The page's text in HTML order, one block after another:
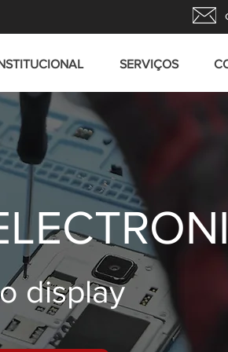
SERVIÇOS
display